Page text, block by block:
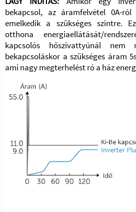
bekapcsol, az áramfelvétel 0A-
emelkedik a szükséges szintre.
otthona energiaellátását/
kapcsolós hőszivattyúnál nem
bekapcsoláskor a szükséges áram
ami nagy megterhelést ró a ház